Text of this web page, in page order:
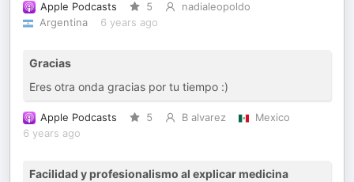
Apple Podcasts 5
nadialeopoldo
Argentina
6 years ago
Gracias
Eres otra onda gracias por tu tiempo :)
Apple Podcasts 5 B alvarez
Mexico
6 years ago
Facilidad y profesionalismo al explicar medicina